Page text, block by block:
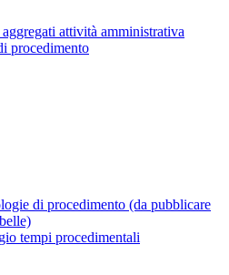
attività amministrativa
procedimento
di procedimento (da pubblicare
tempi procedimentali